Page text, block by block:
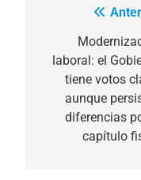
Navegación
entradas
laboral: el
tiene votos
aunque
diferencias
capítulo